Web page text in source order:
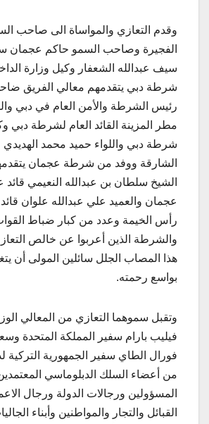
وقدم التعازي والمواساة الى صاحب
الفجيرة وصاحب السمو حاكم عجمان
سيف عبدالله الشعفار وكيل وزارة
شرطة دبي يتقدمهم معالي الفريق
رئيس الشرطة والأمن العام في دبي
مطر المزينة القائد العام لشرطة دبي
شرطة دبي واللواء حميد محمد
الشارقة ووفد من شرطة عجمان
الشيخ سلطان بن عبدالله النعيمي
عجمان والعميد علي عبدالله علوان
رأس الخيمة وعدد من كبار ضباط
والشرطة الذين أعربوا عن خالص
هذا المصاب الجلل سائلين المولى أن
بواسع رحمته.
وتقبل سموهما التعازي من المعالي
فيليب بارام سفير المملكة المتحدة
فورال الطاي سفير الجمهورية التركية
من أعضاء السلك الدبلوماسي
المسؤولين ورجالات الدولة ورجال
القبائل والتجار والمواطنين وأبناء